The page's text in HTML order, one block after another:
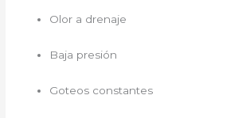
Olor a drenaje
Baja presión
Goteos constantes